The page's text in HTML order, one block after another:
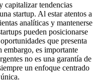
capitalizar tendencias
startup. Al estar atentos a
analíticas y mantenerse
pueden posicionarse
que presenta
embargo, es importante
no es una garantía de
un enfoque centrado